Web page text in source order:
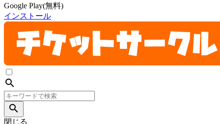
Google Play(無料)
インストール
search
search
閉じる